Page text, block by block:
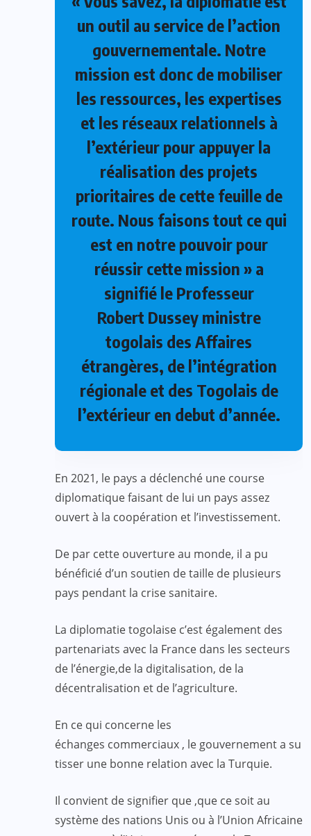
un outil au service de l’action
gouvernementale. Notre
mission est donc de mobiliser
les ressources, les expertises
et les réseaux relationnels à
l’extérieur pour appuyer la
réalisation des projets
prioritaires de cette feuille de
route. Nous faisons tout ce qui
est en notre pouvoir pour
réussir cette mission » a
signifié le Professeur
Robert Dussey ministre
togolais des Affaires
étrangères, de l’intégration
régionale et des Togolais de
l’extérieur en debut d’année.
En 2021, le pays a déclenché une course
diplomatique faisant de lui un pays assez
ouvert à la coopération et l’investissement.
De par cette ouverture au monde, il a pu
bénéficié d’un soutien de taille de plusieurs
pays pendant la crise sanitaire.
La diplomatie togolaise c’est également des
partenariats avec la France dans les secteurs
de l’énergie,de la digitalisation, de la
décentralisation et de l’agriculture.
En ce qui concerne les
échanges commerciaux , le gouvernement a su
tisser une bonne relation avec la Turquie.
Il convient de signifier que ,que ce soit au
système des nations Unis ou à l’Union Africaine